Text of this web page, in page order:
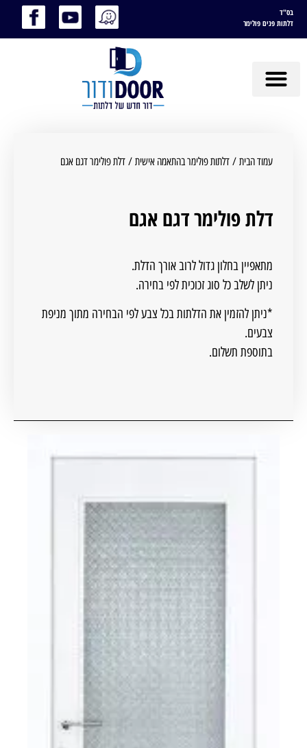
בס"ד
דלתות פנים פולימר
עמוד הבית / דלתות פולימר בהתאמה אישית / דלת פולימר דגם אגם
דלת פולימר דגם אגם
מתאפיין בחלון גדול לרוב אורך הדלת.
ניתן לשלב כל סוג זכוכית לפי בחירה.
*ניתן להזמין את הדלתות בכל צבע לפי הבחירה מתוך מניפת
צבעים.
בתוספת תשלום.